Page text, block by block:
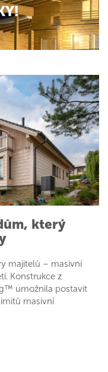
který
majitelů – masivní
Konstrukce z
umožnila postavit
masivní